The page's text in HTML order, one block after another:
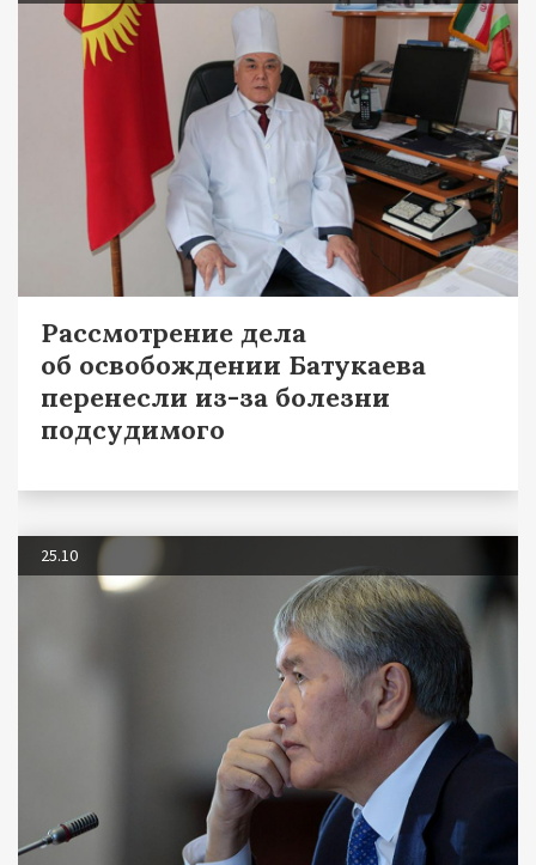
Рассмотрение дела
об освобождении Батукаева
перенесли из-за болезни
подсудимого
25.10